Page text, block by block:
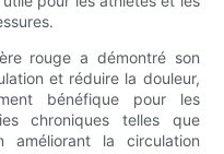
rouge a démontré son
et réduire la douleur,
bénéfique pour les
chroniques telles que
améliorant la circulation